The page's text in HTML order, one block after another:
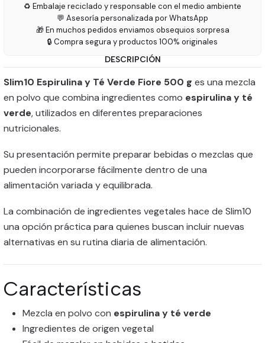
♻️ Embalaje reciclado y responsable con el medio ambiente
💬 Asesoría personalizada por WhatsApp
🎁 En muchos pedidos enviamos obsequios sorpresa
🔒 Compra segura y productos 100% originales
DESCRIPCIÓN
Slim10 Espirulina y Té Verde Fiore 500 g es una mezcla
en polvo que combina ingredientes como espirulina y té
verde, utilizados en diferentes preparaciones
nutricionales.
Su presentación permite preparar bebidas o mezclas que
pueden incorporarse fácilmente dentro de una
alimentación variada y equilibrada.
La combinación de ingredientes vegetales hace de Slim10
una opción práctica para quienes buscan incluir nuevas
alternativas en su rutina diaria de alimentación.
Características
Mezcla en polvo con espirulina y té verde
Ingredientes de origen vegetal